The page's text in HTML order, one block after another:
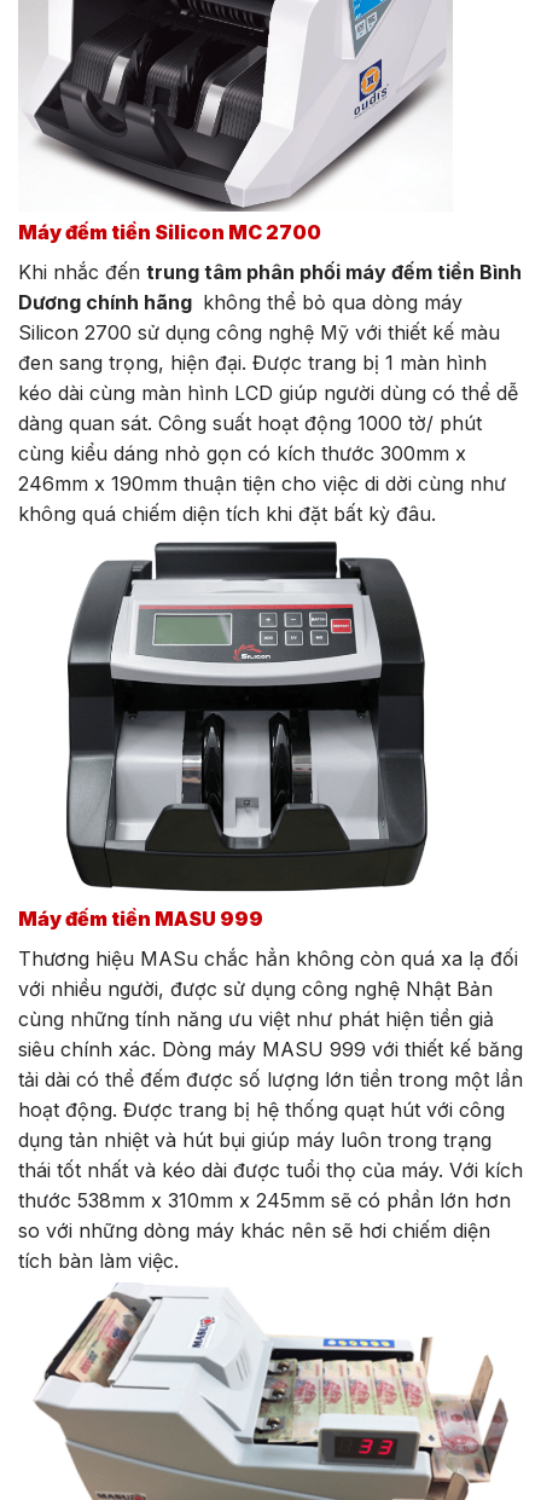
Máy đếm tiền Silicon MC 2700
Khi nhắc đến trung tâm phân phối máy đếm tiền Bình
Dương chính hãng không thể bỏ qua dòng máy
Silicon 2700 sử dụng công nghệ Mỹ với thiết kế màu
đen sang trọng, hiện đại. Được trang bị 1 màn hình
kéo dài cùng màn hình LCD giúp người dùng có thể dễ
dàng quan sát. Công suất hoạt động 1000 tờ/ phút
cùng kiểu dáng nhỏ gọn có kích thước 300mm x
246mm x 190mm thuận tiện cho việc di dời cùng như
không quá chiếm diện tích khi đặt bất kỳ đâu.
Máy đếm tiền MASU 999
Thương hiệu MASu chắc hẳn không còn quá xa lạ đối
với nhiều người, được sử dụng công nghệ Nhật Bản
cùng những tính năng ưu việt như phát hiện tiền giả
siêu chính xác. Dòng máy MASU 999 với thiết kế băng
tải dài có thể đếm được số lượng lớn tiền trong một lần
hoạt động. Được trang bị hệ thống quạt hút với công
dụng tản nhiệt và hút bụi giúp máy luôn trong trạng
thái tốt nhất và kéo dài được tuổi thọ của máy. Với kích
thước 538mm x 310mm x 245mm sẽ có phần lớn hơn
so với những dòng máy khác nên sẽ hơi chiếm diện
tích bàn làm việc.